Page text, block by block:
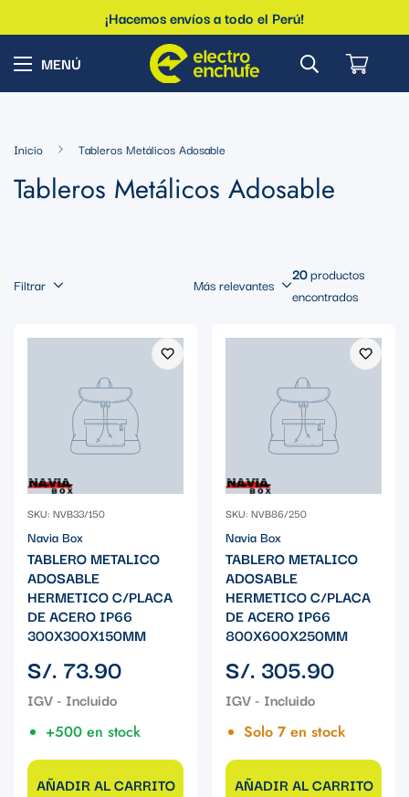
¡Hacemos envíos a todo el Perú!
Inicio Tableros Metálicos Adosable
Tableros Metálicos Adosable
Filtrar Más relevantes
20productos
encontrados
SKU: NVB33/150
Navia Box
TABLERO METALICO
ADOSABLE
HERMETICO C/PLACA
DE ACERO IP66
300X300X150MM
Precio
regular
S/. 73.90
+500 en stock
AÑADIR AL CARRITO
SKU: NVB86/250
Navia Box
TABLERO METALICO
ADOSABLE
HERMETICO C/PLACA
DE ACERO IP66
800X600X250MM
Precio
regular
S/. 305.90
Solo 7 en stock
AÑADIR AL CARRITO